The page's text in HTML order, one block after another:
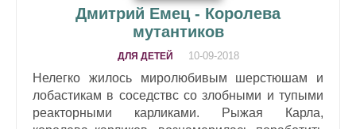
Дмитрий Емец - Королева
мутантиков
ДЛЯ ДЕТЕЙ 10-09-2018
Нелегко жилось миролюбивым шерстюшам и
лобастикам в соседствс со злобными и тупыми
реакторными карликами. Рыжая Карла,